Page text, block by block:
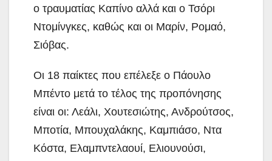
ο τραυματίας Καπίνο αλλά και ο Τσόρι
Ντομίνγκες, καθώς και οι Μαρίν, Ρομαό,
Σιόβας.
Οι 18 παίκτες που επέλεξε ο Πάουλο
Μπέντο μετά το τέλος της προπόνησης
είναι οι: Λεάλι, Χουτεσιώτης, Ανδρούτσος,
Μποτία, Μπουχαλάκης, Καμπιάσο, Ντα
Κόστα, Ελαμπντελαουί, Ελιουνούσι,